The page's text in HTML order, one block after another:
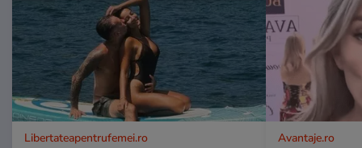
Libertateapentrufemei.ro Avantaje.ro